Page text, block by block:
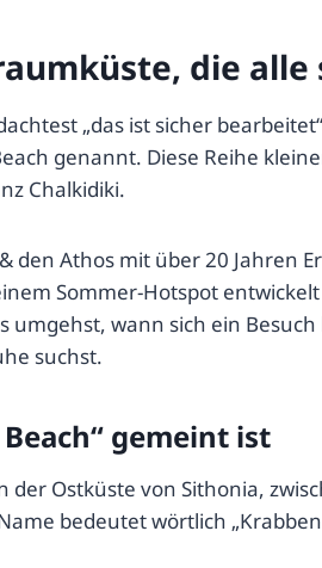
die alle
„das ist sicher
genannt. Diese Reihe
Chalkidiki.
den Athos mit über 20 Jahren
Sommer-Hotspot
wann sich ein
suchst.
gemeint ist
Ostküste von Sithonia,
bedeutet wörtlich